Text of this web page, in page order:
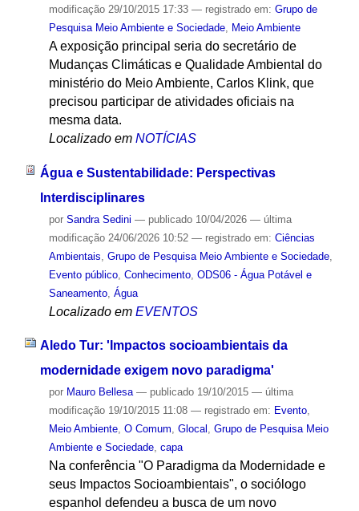
modificação29/10/2015 17:33 — registrado em: Grupo de
Pesquisa Meio Ambiente e Sociedade, Meio Ambiente
A exposição principal seria do secretário de
Mudanças Climáticas e Qualidade Ambiental do
ministério do Meio Ambiente, Carlos Klink, que
precisou participar de atividades oficiais na
mesma data.
Localizado em NOTÍCIAS
Água e Sustentabilidade: Perspectivas
Interdisciplinares
por Sandra Sedini — publicado10/04/2026 — última
modificação24/06/2026 10:52 — registrado em: Ciências
Ambientais Grupo de Pesquisa Meio Ambiente e Sociedade,
Evento público, Conhecimento, ODS06 - Água Potável e
Saneamento, Água
Localizado em EVENTOS
Aledo Tur: 'Impactos socioambientais da
modernidade exigem novo paradigma'
por Mauro Bellesa — publicado19/10/2015 — última
modificação19/10/2015 11:08 — registrado em: Evento,
Meio Ambiente, O Comum, Glocal , Grupo de Pesquisa Meio
Ambiente e Sociedade, capa
Na conferência "O Paradigma da Modernidade e
seus Impactos Socioambientais", o sociólogo
espanhol defendeu a busca de um novo